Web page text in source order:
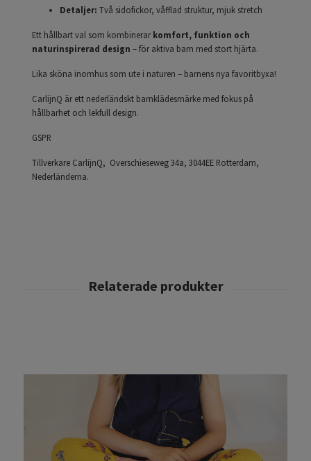
Detaljer: Två sidofickor, våfflad struktur, mjuk stretch
Ett hållbart val som kombinerarkomfort, funktion och
naturinspirerad design – för aktiva barn med stort hjärta.
Lika sköna inomhus som ute i naturen – barnens nya favoritbyxa!
CarlijnQ är ett nederländskt barnklädesmärke med fokus på
hållbarhet och lekfull design.
GSPR
Tillverkare CarlijnQ, Overschieseweg 34a, 3044EE Rotterdam,
Nederländerna.